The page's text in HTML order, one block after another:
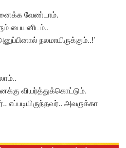
வேண்டாம்.
பையனிடம்..
நலமாயிருக்கும்..!’
வியர்த்துக்கொட்டும்.
எப்படியிருந்தவர்.. அவருக்கா